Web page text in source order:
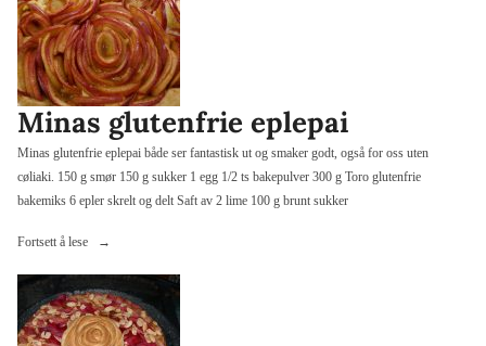
Minas glutenfrie eplepai
Minas glutenfrie eplepai både ser fantastisk ut og smaker godt, også for oss uten
cøliaki. 150 g smør 150 g sukker 1 egg 1/2 ts bakepulver 300 g Toro glutenfrie
bakemiks 6 epler skrelt og delt Saft av 2 lime 100 g brunt sukker
Fortsett å lese
«Minas
eplepai»